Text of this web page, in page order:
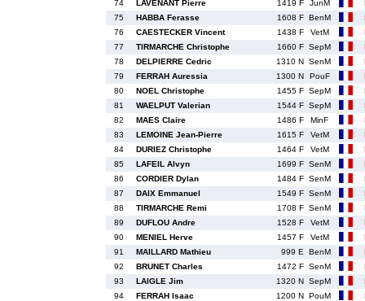
74
LAVENANT Pierre 1419 F JunM
75
HABBA Ferasse 1608 F BenM
76
CAESTECKER Vincent 1438 F VetM
77
TIRMARCHE Christophe 1660 F SepM
78
DELPIERRE Cedric 1310 N SenM
79
FERRAH Auressia 1300 N PouF
80
NOEL Christophe 1455 F SepM
81
WAELPUT Valerian 1544 F SepM
82
MAES Claire 1486 F MinF
83
LEMOINE Jean-Pierre 1615 F VetM
84
DURIEZ Christophe 1464 F VetM
85
LAFEIL Alvyn 1699 F SenM
86
CORDIER Dylan 1484 F SenM
87
DAIX Emmanuel 1549 F SenM
88
TIRMARCHE Remi 1708 F SenM
89
DUFLOU Andre 1528 F VetM
90
MENIEL Herve 1457 F VetM
91
MAILLARD Mathieu 999 E BenM
92
BRUNET Charles 1472 F SenM
93
LAIGLE Jim 1320 N SepM
94
FERRAH Isaac 1200 N PouM